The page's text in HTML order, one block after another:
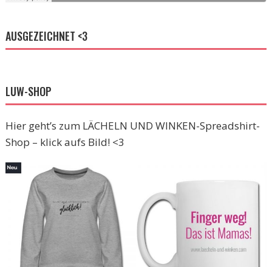
AUSGEZEICHNET <3
LUW-SHOP
Hier geht’s zum LÄCHELN UND WINKEN-Spreadshirt-
Shop – klick aufs Bild! <3